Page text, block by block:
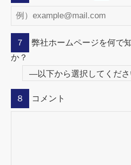
７
弊社ホームページを何で
か？
８ コメント